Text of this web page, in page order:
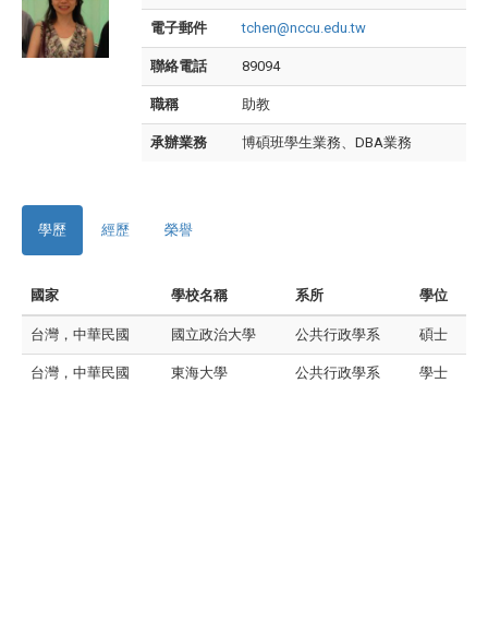
電子郵件 tchen@nccu.edu.tw
聯絡電話 89094
職稱 助教
承辦業務 博碩班學生業務、DBA業務
學歷 經歷 榮譽
國家 學校名稱 系所 學位
台灣，中華民國 國立政治大學 公共行政學系 碩士
台灣，中華民國 東海大學 公共行政學系 學士